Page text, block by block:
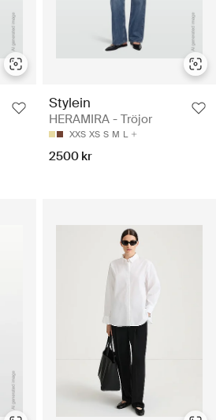
Stylein
HERAMIRA - Tröjor
XXS XS S M L
2500 kr